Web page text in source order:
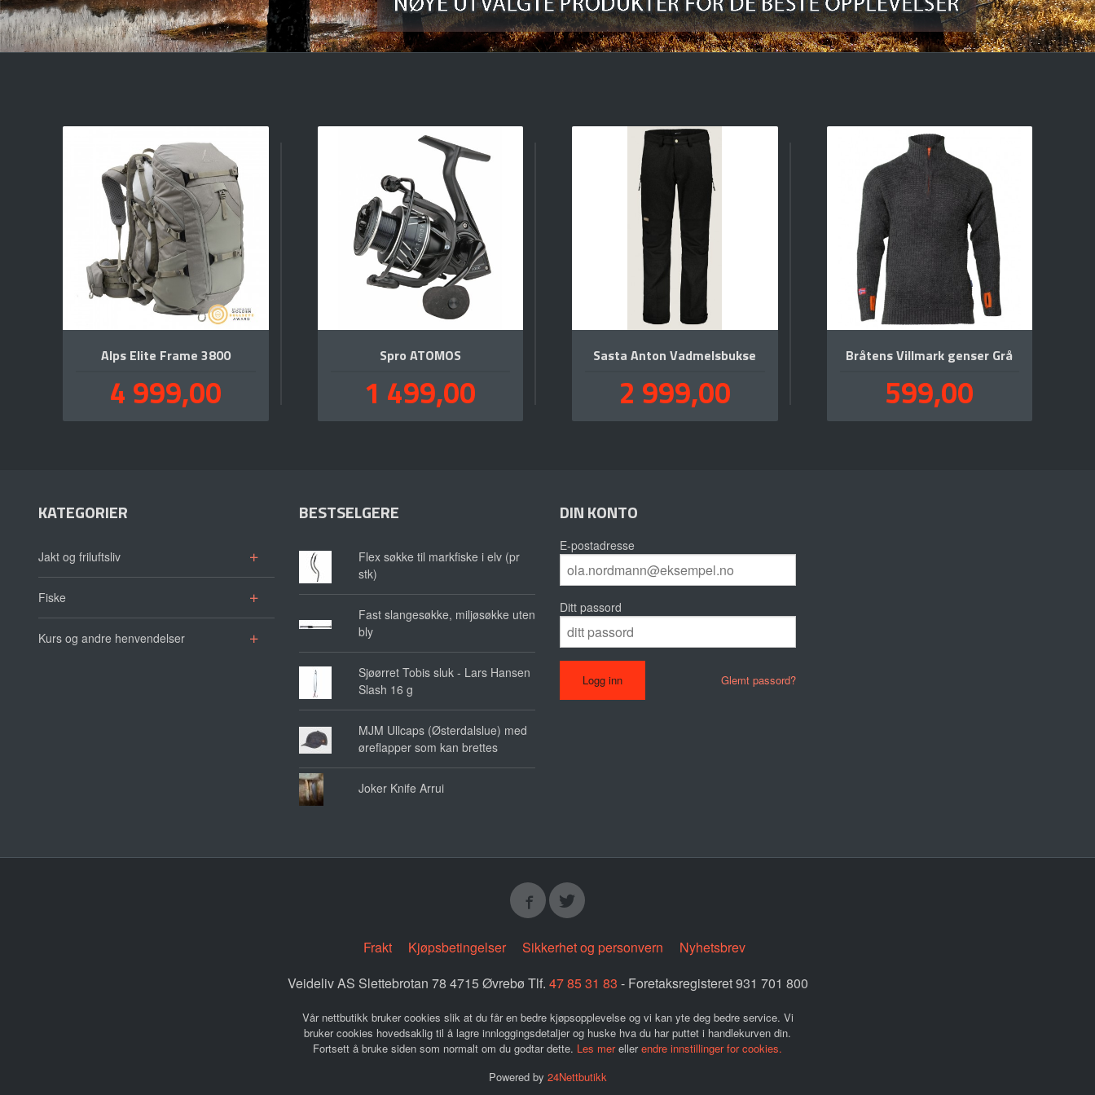
Alps Elite Frame 3800
Pris
4 999,00inkl.
mva.
Spro ATOMOS
Pris
1 499,00
Sasta Anton Vadmelsbukse
Pris
2 999,00inkl.
mva.
Bråtens Villmark genser Grå
Pris
599,00
KATEGORIER
Jakt og friluftsliv
Fiske
Kurs og andre henvendelser
BESTSELGERE
Flex søkke til markfiske i elv (pr
stk)
Fast slangesøkke, miljøsøkke uten
bly
Sjøørret Tobis sluk - Lars Hansen
Slash 16 g
MJM Ullcaps (Østerdalslue) med
øreflapper som kan brettes
Joker Knife Arrui
DIN KONTO
E-postadresse
Ditt passord
Glemt passord?
Frakt Kjøpsbetingelser Sikkerhet og personvern
Nyhetsbrev
Veideliv AS Slettebrotan 78 4715 Øvrebø Tlf. 47 85 31 83 - Foretaksregisteret 931 701 800
Vår nettbutikk bruker cookies slik at du får en bedre kjøpsopplevelse og vi kan yte deg bedre service. Vi
bruker cookies hovedsaklig til å lagre innloggingsdetaljer og huske hva du har puttet i handlekurven din.
Fortsett å bruke siden som normalt om du godtar dette. Les merellerendre innstillinger for cookies.
Powered by 24Nettbutikk